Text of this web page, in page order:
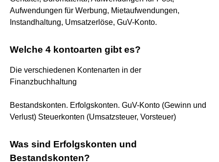
Aufwendungen für Werbung, Mietaufwendungen,
Instandhaltung, Umsatzerlöse, GuV-Konto.
Welche 4 kontoarten gibt es?
Die verschiedenen Kontenarten in der
Finanzbuchhaltung
Bestandskonten. Erfolgskonten. GuV-Konto (Gewinn und
Verlust) Steuerkonten (Umsatzsteuer, Vorsteuer)
Was sind Erfolgskonten und
Bestandskonten?